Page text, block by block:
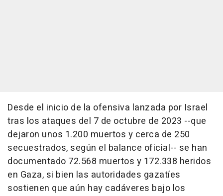
Desde el inicio de la ofensiva lanzada por Israel
tras los ataques del 7 de octubre de 2023 --que
dejaron unos 1.200 muertos y cerca de 250
secuestrados, según el balance oficial-- se han
documentado 72.568 muertos y 172.338 heridos
en Gaza, si bien las autoridades gazatíes
sostienen que aún hay cadáveres bajo los